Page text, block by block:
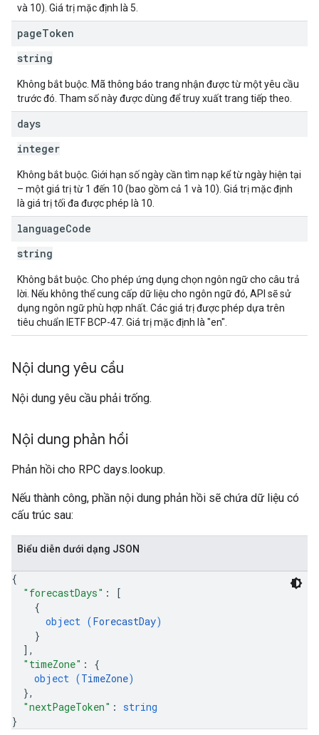
và 10). Giá trị mặc định là 5.
pageToken
string
Không bắt buộc. Mã thông báo trang nhận được từ một yêu cầu
trước đó. Tham số này được dùng để truy xuất trang tiếp theo.
days
integer
Không bắt buộc. Giới hạn số ngày cần tìm nạp kể từ ngày hiện tại
– một giá trị từ 1 đến 10 (bao gồm cả 1 và 10). Giá trị mặc định
là giá trị tối đa được phép là 10.
languageCode
string
Không bắt buộc. Cho phép ứng dụng chọn ngôn ngữ cho câu trả
lời. Nếu không thể cung cấp dữ liệu cho ngôn ngữ đó, API sẽ sử
dụng ngôn ngữ phù hợp nhất. Các giá trị được phép dựa trên
tiêu chuẩn IETF BCP-47. Giá trị mặc định là "en".
Nội dung yêu cầu
Nội dung yêu cầu phải trống.
Nội dung phản hồi
Phản hồi cho RPC days.lookup.
Nếu thành công, phần nội dung phản hồi sẽ chứa dữ liệu có
cấu trúc sau:
Biểu diễn dưới dạng JSON
{
"forecastDays" :
[
{
object (ForecastDay)
}
] ,
"timeZone" : {
object (TimeZone)
},
"nextPageToken" : string
}